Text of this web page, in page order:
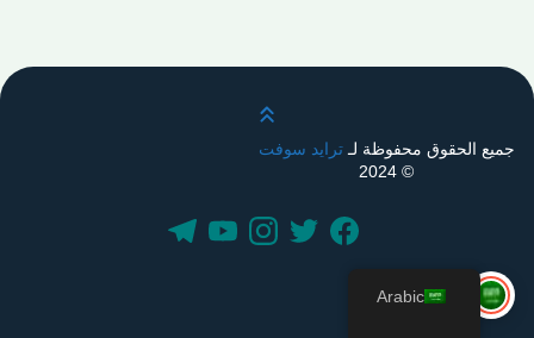
قم بالتمرير لأعلى
جميع الحقوق محفوظة لـترايد سوفت
© 2024
Arabic